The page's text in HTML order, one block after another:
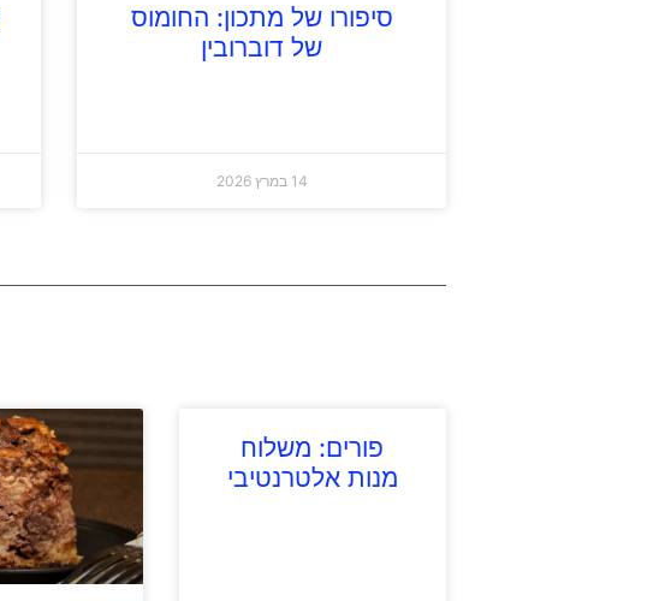
סיפורו של מתכון: החומוס
של דוברובין
14 במרץ 2026
פורים: משלוח
מנות אלטרנטיבי